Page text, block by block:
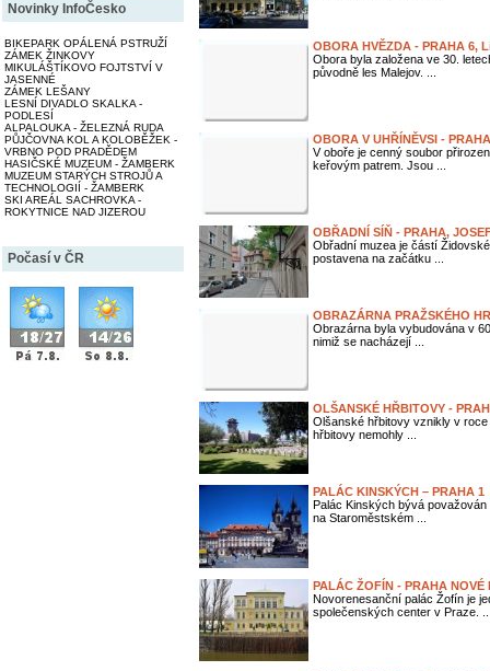
Novinky InfoČesko
BIKEPARK OPÁLENÁ PSTRUŽÍ
ZÁMEK ŽINKOVY
MIKULÁŠTÍKOVO FOJTSTVÍ V
JASENNÉ
ZÁMEK LEŠANY
LESNÍ DIVADLO SKALKA -
PODLESÍ
ALPALOUKA - ŽELEZNÁ RUDA
PŮJČOVNA KOL A KOLOBĚŽEK -
VRBNO POD PRADĚDEM
HASIČSKÉ MUZEUM - ŽAMBERK
MUZEUM STARÝCH STROJŮ A
TECHNOLOGIÍ - ŽAMBERK
SKI AREÁL SACHROVKA -
ROKYTNICE NAD JIZEROU
Počasí v ČR
OBORA HVĚZDA - PRAHA 6,
Obora byla založena ve 30.
původně les Malejov. ...
OBORA V UHŘÍNĚVSI -
V oboře je cenný soubor
keřovým patrem. Jsou ...
OBŘADNÍ SÍŇ - PRAHA,
Obřadní muzea je částí
postavena na začátku ...
OBRAZÁRNA PRAŽSKÉHO
Obrazárna byla vybudována v
nimiž se nacházejí ...
OLŠANSKÉ HŘBITOVY -
Olšanské hřbitovy vznikly v roce
hřbitovy nemohly ...
PALÁC KINSKÝCH – PRAHA 1
Palác Kinských bývá
na Staroměstském ...
PALÁC ŽOFÍN - PRAHA NOVÉ
Novorenesanční palác Žofín je
společenských center v Praze.